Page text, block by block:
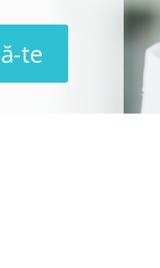
te